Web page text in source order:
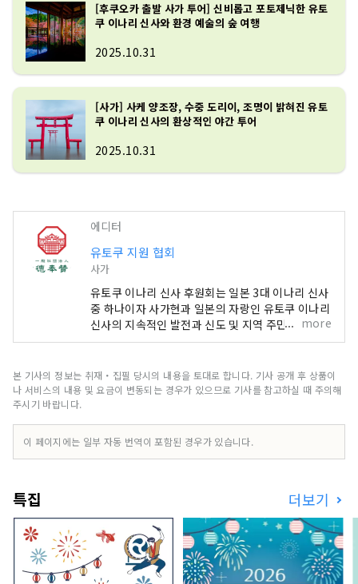
[후쿠오카 출발 사가 투어] 신비롭고 포토제닉한 유토
쿠 이나리 신사와 환경 예술의 숲 여행
2025.10.31
[사가] 사케 양조장, 수중 도리이, 조명이 밝혀진 유토
쿠 이나리 신사의 환상적인 야간 투어
2025.10.31
에디터
유토쿠 지원 협회
사가
유토쿠 이나리 신사 후원회는 일본 3대 이나리 신사
중 하나이자 사가현과 일본의 자랑인 유토쿠 이나리
신사의 지속적인 발전과 신도 및 지역 주민과의 유
대 강화, 그리고 지역 활성화를 목표로 2023년(레
신사의 이념에 기반한 합리적인 활동을 추진하고,
활동을 통해 지역 사회에 환원함으로써 도시 전체의
more
본 기사의 정보는 취재・집필 당시의 내용을 토대로 합니다. 기사 공개 후 상품이
나 서비스의 내용 및 요금이 변동되는 경우가 있으므로 기사를 참고하실 때 주의해
주시기 바랍니다.
이 페이지에는 일부 자동 번역이 포함된 경우가 있습니다.
특집 더보기